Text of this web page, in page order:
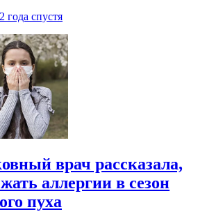
2 года спустя
врач рассказала,
аллергии в сезон
пуха